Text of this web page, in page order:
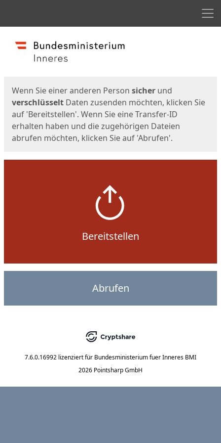
Start
Wenn Sie einer anderen Person sicher und
verschlüsselt Daten zusenden möchten, klicken Sie
auf 'Bereitstellen'. Wenn Sie eine Transfer-ID
erhalten haben und die zugehörigen Dateien
abrufen möchten, klicken Sie auf 'Abrufen'.
Bereitstellen
Abrufen
7.6.0.16992 lizenziert für Bundesministerium fuer Inneres BMI
2026 Pointsharp GmbH